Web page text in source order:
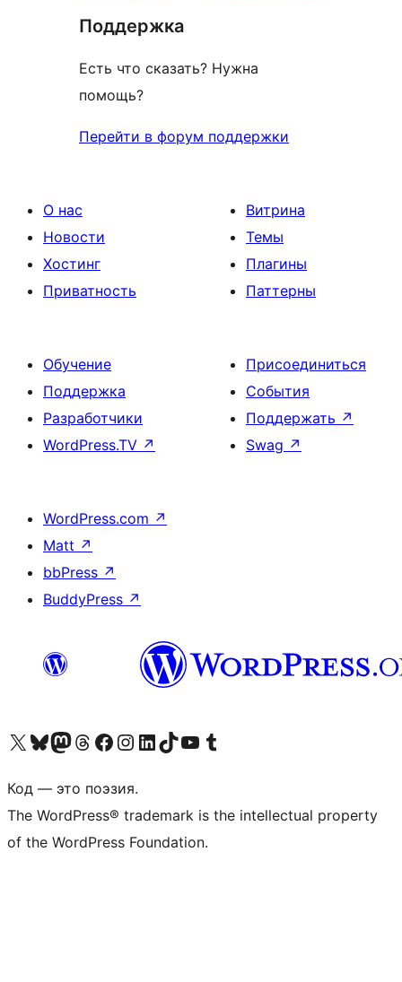
Поддержка
Есть что сказать? Нужна
помощь?
Перейти в форум поддержки
О нас
Новости
Хостинг
Приватность
Витрина
Темы
Плагины
Паттерны
Обучение
Поддержка
Разработчики
WordPress.TV ↗
Присоединиться
События
Поддержать ↗
Swag ↗
WordPress.com ↗
Matt ↗
bbPress ↗
BuddyPress ↗
Посетите нас в X (ранее Twitter)
Посетите нашу учётную запись в Bluesky
Посетите нашу ленту в Mastodon
Посетите нашу учётную запись в Threads
Посетите нашу страницу на Facebook
Посетите наш Instagram
Посетите нашу страницу в LinkedIn
Посетите нашу учётную запись в TikTok
Посетите наш канал YouTube
Посетите нашу учётную запись в Tumblr
Код — это поэзия.
The WordPress® trademark is the intellectual property
of the WordPress Foundation.